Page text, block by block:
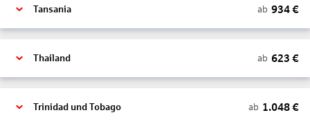
Tansania ab 934€
Thailand ab 623 €
Trinidad und Tobago ab 1.048€